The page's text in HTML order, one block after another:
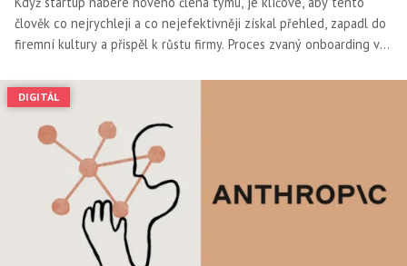
člověk co nejrychleji a co nejefektivněji získal přehled, zapadl do
firemní kultury a přispěl k růstu firmy. Proces zvaný onboarding v
avšak nesmírně důležitým aspektem firemního růstu. Pokud je
správně nastaven, pomáhá novým pracovníkům rychle pochopit
jejich roli, adaptovat se na nové prostředí a cítit se jako součást
týmu. Podívejme se na to, co efektivní onboarding obnáší.
DIGITÁL